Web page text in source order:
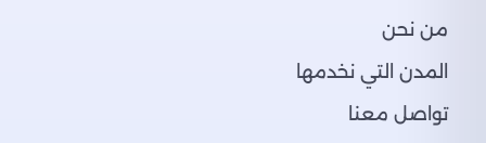
من نحن
المدن التي نخدمها
تواصل معنا